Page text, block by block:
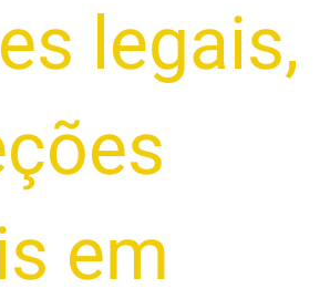
legais,
em